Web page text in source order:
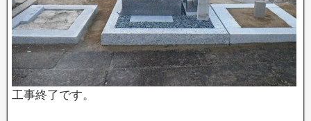
工事終了です。